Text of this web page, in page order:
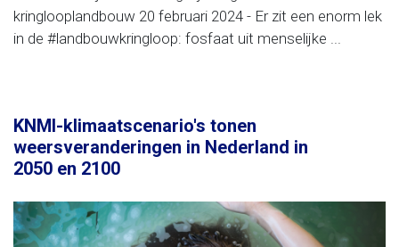
kringlooplandbouw 20 februari 2024 - Er zit een enorm lek
in de #landbouwkringloop: fosfaat uit menselijke ...
KNMI-klimaatscenario's tonen
weersveranderingen in Nederland in
2050 en 2100